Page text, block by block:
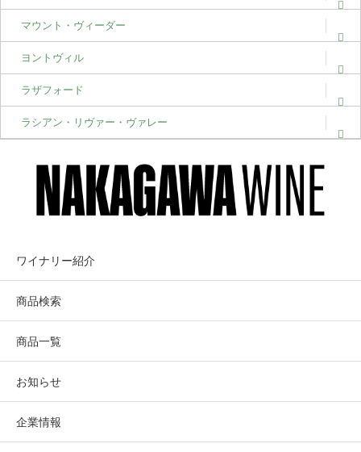
マウント・ヴィーダー
ヨントヴィル
ラザフォード
ラシアン・リヴァー・ヴァレー
ワイナリー紹介
商品検索
商品一覧
お知らせ
企業情報